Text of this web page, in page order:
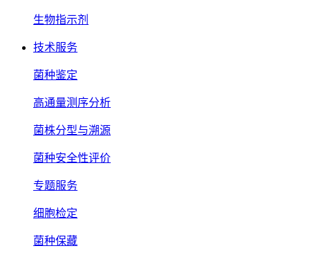
生物指示剂
技术服务
菌种鉴定
高通量测序分析
菌株分型与溯源
菌种安全性评价
专题服务
细胞检定
菌种保藏